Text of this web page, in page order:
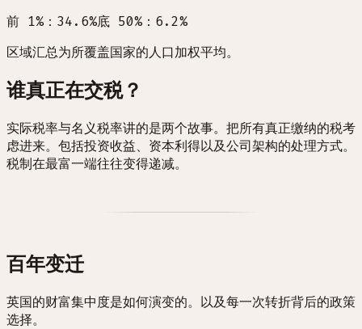
前 1%：34.6%底 50%：6.2%
区域汇总为所覆盖国家的人口加权平均。
谁真正在交税？
实际税率与名义税率讲的是两个故事。把所有真正缴纳的税考
虑进来。包括投资收益、资本利得以及公司架构的处理方式。
税制在最富一端往往变得递减。
百年变迁
英国的财富集中度是如何演变的。以及每一次转折背后的政策
选择。